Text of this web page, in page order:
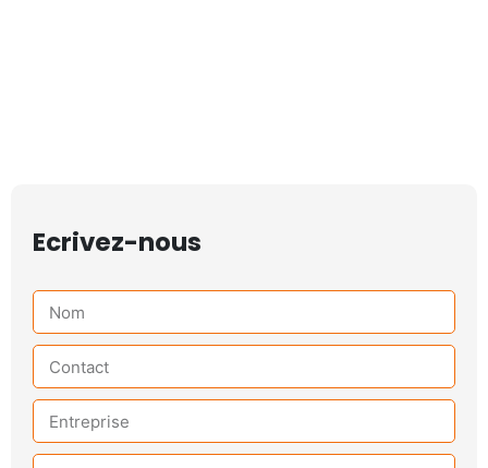
Ecrivez-nous